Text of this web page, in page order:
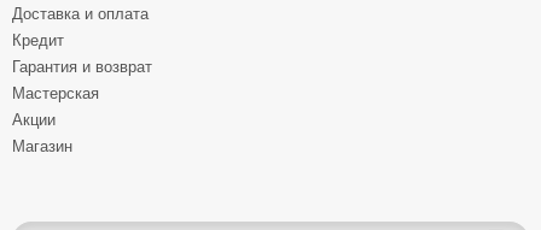
Доставка и оплата
Кредит
Гарантия и возврат
Мастерская
Акции
Магазин